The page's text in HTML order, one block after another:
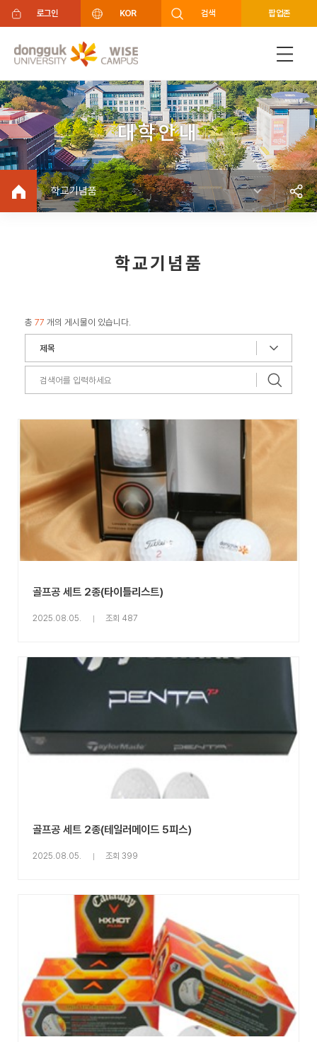
주메뉴 바로가기
푸터 바로가기
로그인 KOR 검색 팝업존
대학안내
학교기념품
학교기념품
총 77 개의 게시물이 있습니다.
골프공 세트 2종(타이틀리스트)
2025.08.05. 조회 487
골프공 세트 2종(테일러메이드 5피스)
2025.08.05. 조회 399